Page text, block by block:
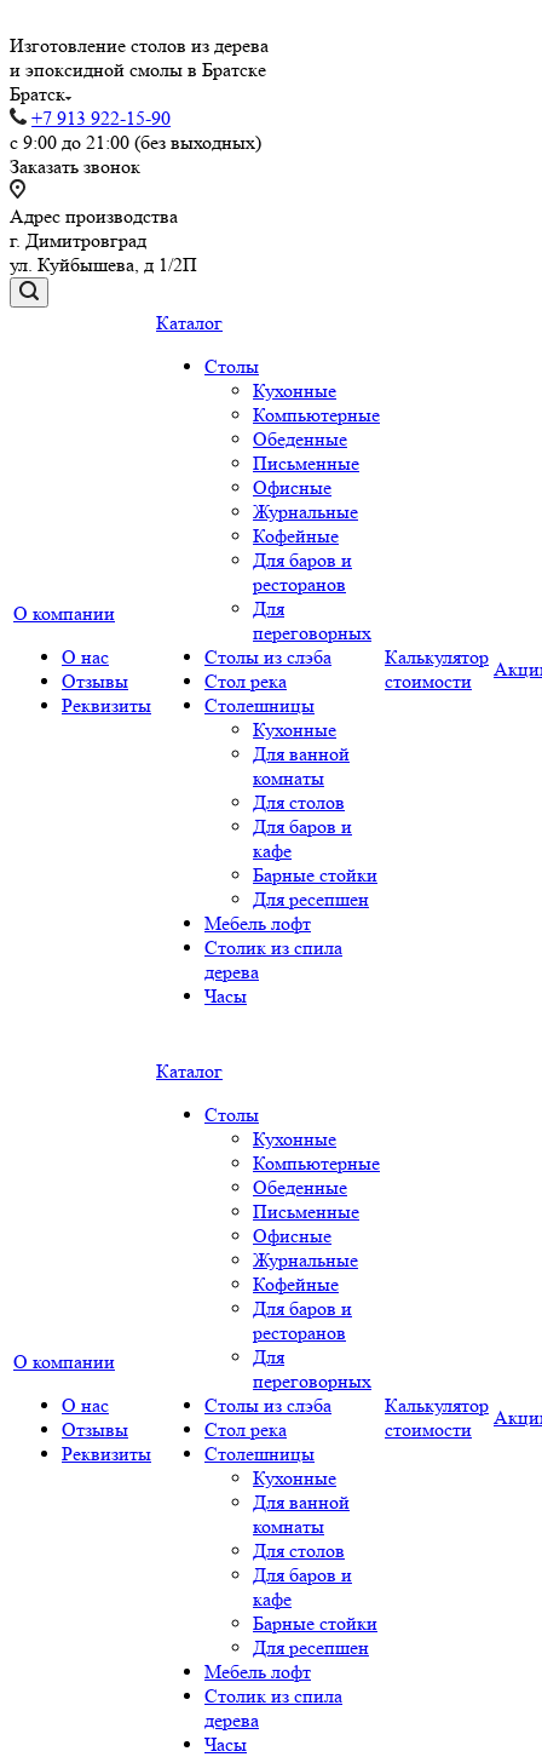
Изготовление столов из дерева
и эпоксидной смолы в Братске
Братск
+7 913 922-15-90
с 9:00 до 21:00 (без выходных)
Заказать звонок
Адрес производства
г. Димитровград
ул. Куйбышева, д 1/2П
О компании
О нас
Отзывы
Реквизиты
Каталог
Столы
Кухонные
Компьютерные
Обеденные
Письменные
Офисные
Журнальные
Кофейные
Для баров и
ресторанов
Для
переговорных
Столы из слэба
Стол река
Столешницы
Кухонные
Для ванной
комнаты
Для столов
Для баров и
кафе
Барные стойки
Для ресепшен
Мебель лофт
Столик из спила
дерева
Часы
Калькулятор
стоимости
О компании
О нас
Отзывы
Реквизиты
Каталог
Столы
Кухонные
Компьютерные
Обеденные
Письменные
Офисные
Журнальные
Кофейные
Для баров и
ресторанов
Для
переговорных
Столы из слэба
Стол река
Столешницы
Кухонные
Для ванной
комнаты
Для столов
Для баров и
кафе
Барные стойки
Для ресепшен
Мебель лофт
Столик из спила
дерева
Часы
Калькулятор
стоимости